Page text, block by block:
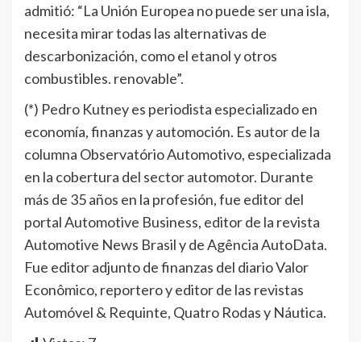
admitió: “La Unión Europea no puede ser una isla,
necesita mirar todas las alternativas de
descarbonización, como el etanol y otros
combustibles. renovable”.
(*) Pedro Kutney es periodista especializado en
economía, finanzas y automoción. Es autor de la
columna Observatório Automotivo, especializada
en la cobertura del sector automotor. Durante
más de 35 años en la profesión, fue editor del
portal Automotive Business, editor de la revista
Automotive News Brasil y de Agência AutoData.
Fue editor adjunto de finanzas del diario Valor
Econômico, reportero y editor de las revistas
Automóvel & Requinte, Quatro Rodas y Náutica.